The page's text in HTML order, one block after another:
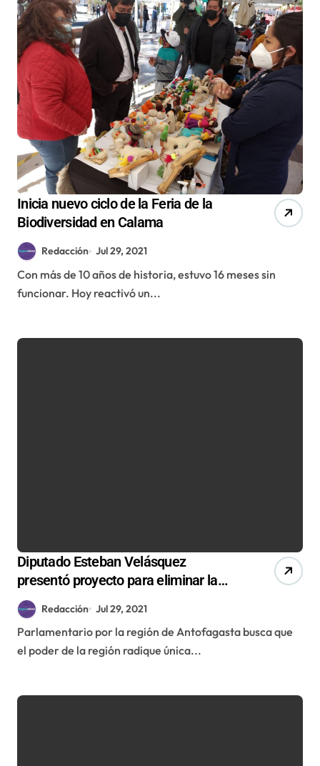
Inicia nuevo ciclo de la Feria de la
Biodiversidad en Calama
Redacción Jul 29, 2021
Con más de 10 años de historia, estuvo 16 meses sin
funcionar. Hoy reactivó un...
Diputado Esteban Velásquez
presentó proyecto para eliminar la
figura del Delegado Presidencial
Redacción Jul 29, 2021
Parlamentario por la región de Antofagasta busca que
el poder de la región radique única...